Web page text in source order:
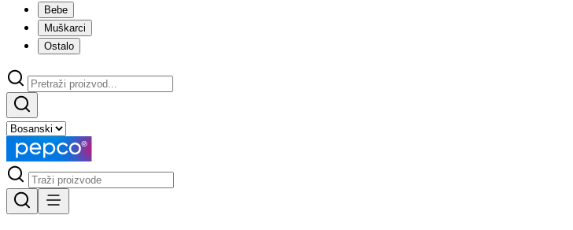
Bebe
Muškarci
Ostalo